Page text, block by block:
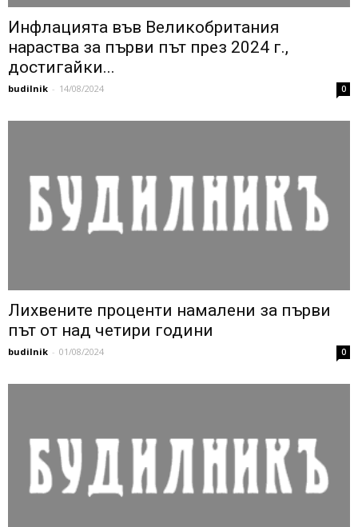
Инфлацията във Великобритания
нараства за първи път през 2024 г.,
достигайки...
budilnik - 14/08/2024 0
Лихвените проценти намалени за първи
път от над четири години
budilnik - 01/08/2024 0